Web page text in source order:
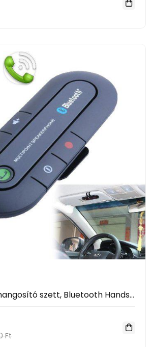
BLUETOOTH kihangosító szett, Bluetooth Hands Free Car Kit
Ft